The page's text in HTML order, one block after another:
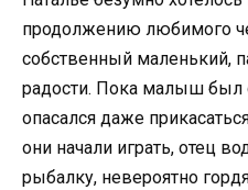
продолжению любимого
собственный маленький,
радости. Пока малыш был
опасался даже
они начали играть, отец
рыбалку, невероятно